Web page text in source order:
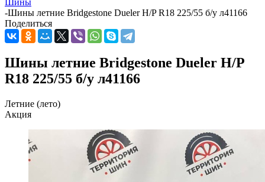
Шины
-Шины летние Bridgestone Dueler H/P R18 225/55 б/у л41166
Поделиться
Шины летние Bridgestone Dueler H/P
R18 225/55 б/у л41166
Летние (лето)
Акция